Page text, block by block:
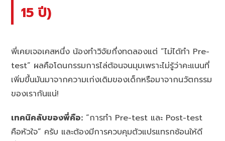
15 ปี)
พี่เคยเจอเคสหนึ่ง น้องทำวิจัยกึ่งทดลองแต่ “ไม่ได้ทำ Pre-
test” ผลคือโดนกรรมการไล่ต้อนจนมุมเพราะไม่รู้ว่าคะแนนที่
เพิ่มขึ้นมันมาจากความเก่งเดิมของเด็กหรือมาจากนวัตกรรม
ของเรากันแน่!
เทคนิคลับของพี่คือ: “การทำ Pre-test และ Post-test
คือหัวใจ” ครับ และต้องมีการควบคุมตัวแปรแทรกซ้อนให้ดี